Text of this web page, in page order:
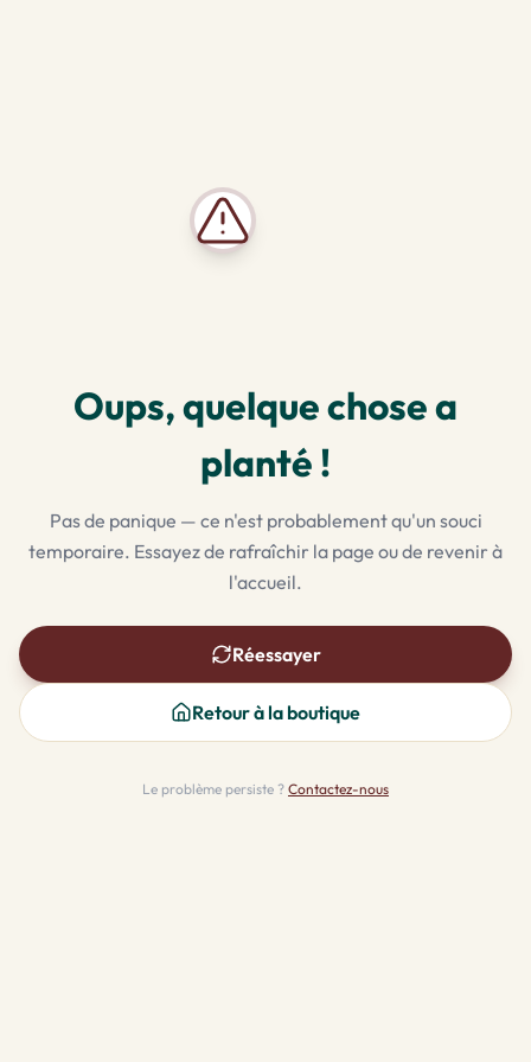
Oups, quelque chose a
planté !
Pas de panique — ce n'est probablement qu'un souci
temporaire. Essayez de rafraîchir la page ou de revenir à
l'accueil.
Réessayer
Retour à la boutique
Le problème persiste ? Contactez-nous